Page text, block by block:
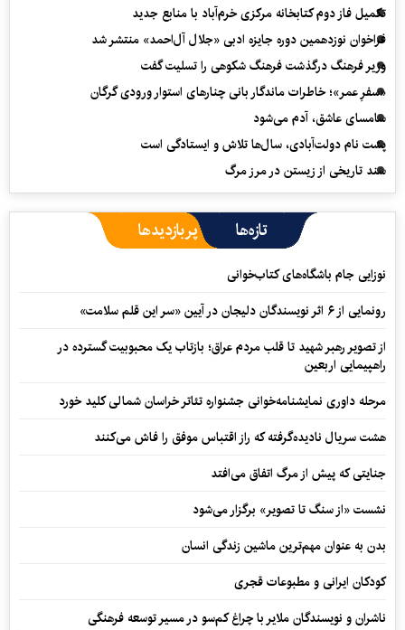
تکمیل فاز دوم کتابخانه مرکزی خرم‌آباد با منابع جدید
فراخوان نوزدهمین دوره جایزه ادبی «جلال آل‌احمد» منتشر شد
وزیر فرهنگ درگذشت فرهنگ شکوهی را تسلیت گفت
«سفرِ عمر»؛ خاطرات ماندگار بانی چنارهای استوار ورودی گرگان
سامسای عاشق، آدم می‌شود
پشت نام دولت‌آبادی، سال‌ها تلاش و ایستادگی است
سند تاریخی از زیستن در مرز مرگ
تازه‌ها پربازدیدها
نوزایی جام باشگاه‌های کتاب‌خوانی
رونمایی از ۶ اثر نویسندگان دلیجان در آیین «سر این قلم سلامت»
از تصویر رهبر شهید تا قلب مردم عراق؛ بازتاب یک محبوبیت گسترده در
راهپیمایی اربعین
مرحله داوری نمایشنامه‌خوانی جشنواره تئاتر خراسان شمالی کلید خورد
هشت سریال نادیده‌گرفته که راز اقتباس موفق را فاش می‌کنند
جنایتی که پیش از مرگ اتفاق می‌افتد
نشست «از سنگ تا تصویر» برگزار می‌شود
بدن به عنوان مهم‌ترین ماشین زندگی انسان
کودکان ایرانی و مطبوعات قجری
ناشران و نویسندگان ملایر با چراغ کم‌سو در مسیر توسعه فرهنگی